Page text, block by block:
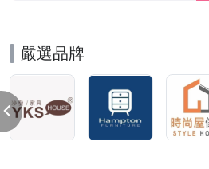
嚴選品牌